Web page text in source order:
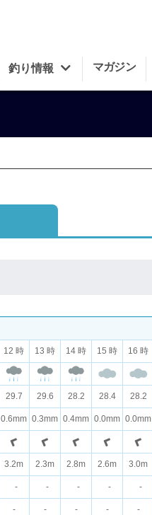
釣り情報 マガジン
12 時 13 時 14 時 15 時 16 時
29.7 29.6 28.2 28.4 28.2
0.6mm 0.3mm 0.4mm 0.0mm 0.0mm
3.2m 2.3m 2.8m 2.6m 3.0m
- - - - -
- - - - -